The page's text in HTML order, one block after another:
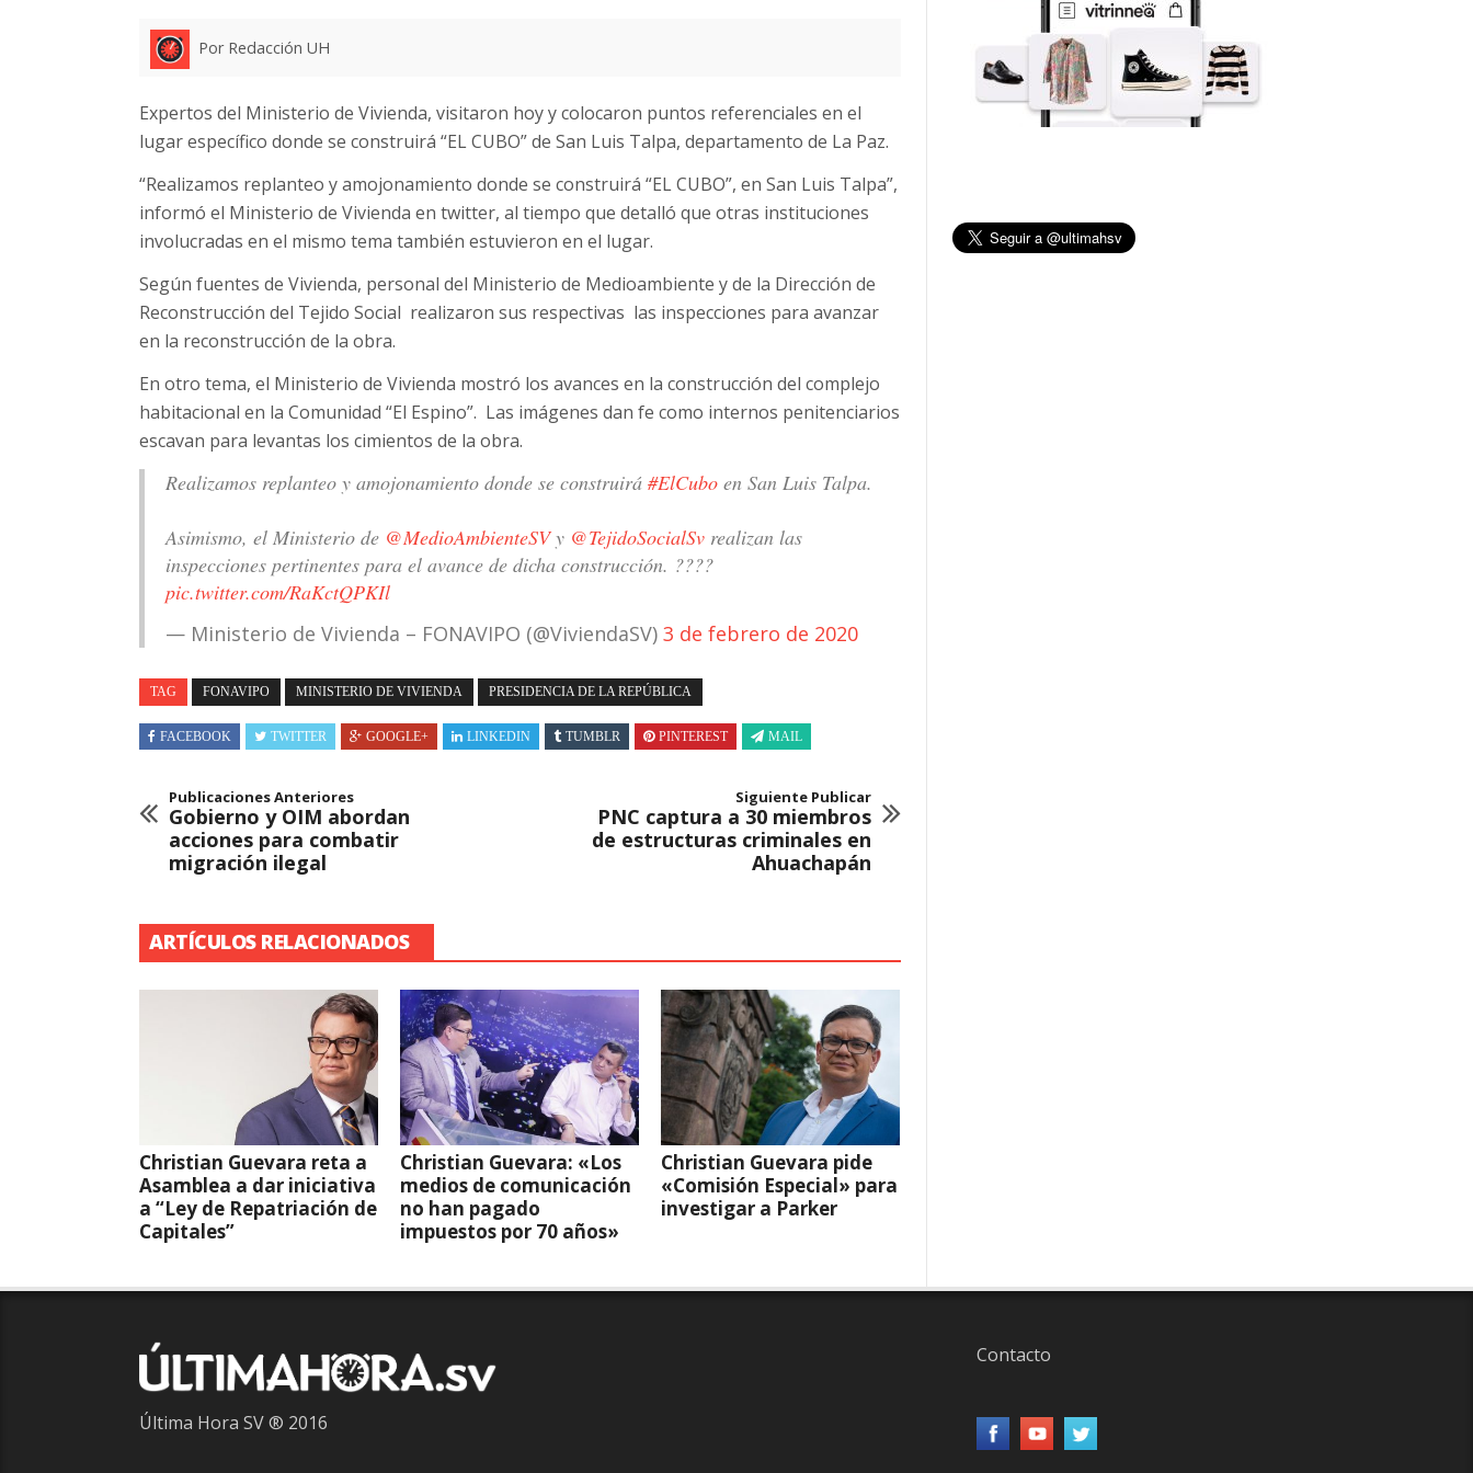
Por Redacción UH
Expertos del Ministerio de Vivienda, visitaron hoy y colocaron puntos referenciales en el
lugar específico donde se construirá “EL CUBO” de San Luis Talpa, departamento de La Paz.
“Realizamos replanteo y amojonamiento donde se construirá “EL CUBO”, en San Luis Talpa”,
informó el Ministerio de Vivienda en twitter, al tiempo que detalló que otras instituciones
involucradas en el mismo tema también estuvieron en el lugar.
Según fuentes de Vivienda, personal del Ministerio de Medioambiente y de la Dirección de
Reconstrucción del Tejido Social realizaron sus respectivas las inspecciones para avanzar
en la reconstrucción de la obra.
En otro tema, el Ministerio de Vivienda mostró los avances en la construcción del complejo
habitacional en la Comunidad “El Espino”. Las imágenes dan fe como internos penitenciarios
escavan para levantas los cimientos de la obra.
Realizamos replanteo y amojonamiento donde se construirá #ElCubo en San Luis Talpa.
Asimismo, el Ministerio de @MedioAmbienteSVy @TejidoSocialSv realizan las
inspecciones pertinentes para el avance de dicha construcción. ????️
pic.twitter.com/RaKctQPKIl
— Ministerio de Vivienda – FONAVIPO (@ViviendaSV) 3 de febrero de 2020
TAG FONAVIPO MINISTERIO DE VIVIENDA PRESIDENCIA DE LA REPÚBLICA
FACEBOOK TWITTER GOOGLE+ LINKEDIN TUMBLR PINTEREST MAIL
Publicaciones Anteriores
Gobierno y OIM abordan
acciones para combatir
migración ilegal
Siguiente Publicar
PNC captura a 30 miembros
de estructuras criminales en
Ahuachapán
ARTÍCULOS RELACIONADOS
Christian Guevara reta a
Asamblea a dar iniciativa
a “Ley de Repatriación de
Capitales”
Christian Guevara: «Los
medios de comunicación
no han pagado
impuestos por 70 años»
Christian Guevara pide
«Comisión Especial» para
investigar a Parker
Última Hora SV ® 2016
Contacto